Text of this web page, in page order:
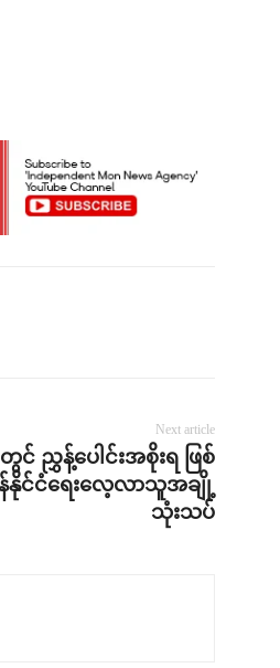
Next article
င် ညွှန့်ပေါင်းအစိုးရ ဖြစ်
နိုင်ငံရေးလေ့လာသူအချို့
သုံးသပ်